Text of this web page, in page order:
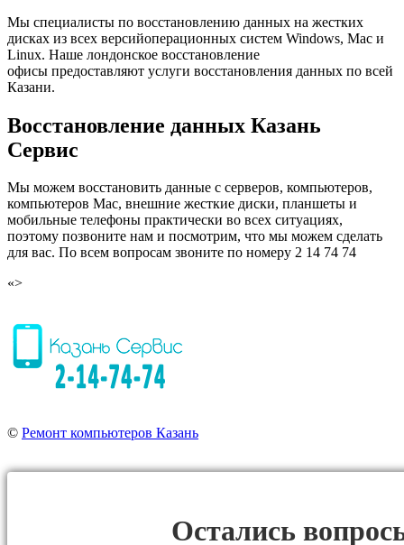
Мы специалисты по восстановлению данных на жестких
дисках из всех версийоперационных систем Windows, Mac и
Linux. Наше лондонское восстановление
офисы предоставляют услуги восстановления данных по всей
Казани.
Восстановление данных Казань
Сервис
Мы можем восстановить данные с серверов, компьютеров,
компьютеров Mac, внешние жесткие диски, планшеты и
мобильные телефоны практически во всех ситуациях,
поэтому позвоните нам и посмотрим, что мы можем сделать
для вас. По всем вопросам звоните по номеру 2 14 74 74
«>
© Ремонт компьютеров Казань
Остались